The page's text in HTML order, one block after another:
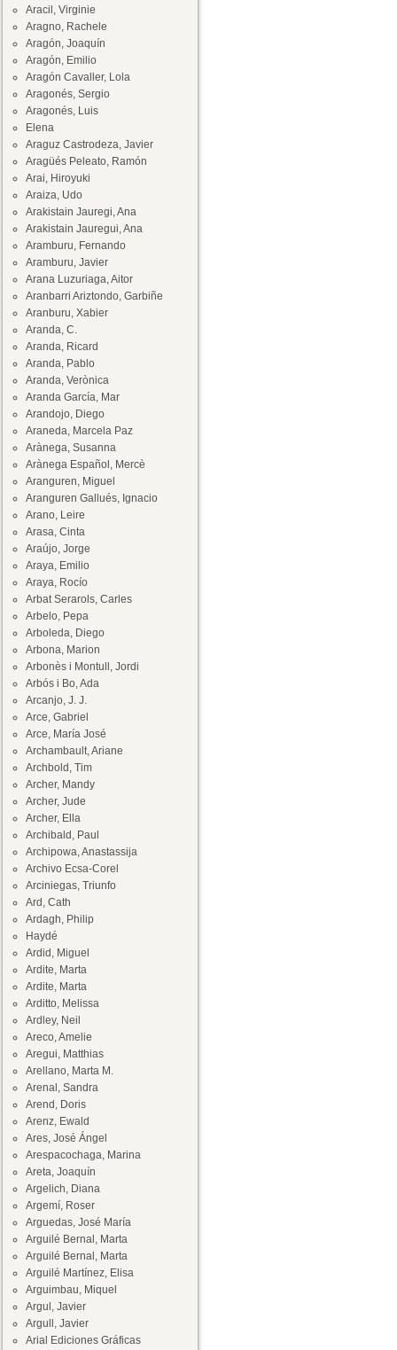
Aracil, Virginie
Aragno, Rachele
Aragón, Joaquín
Aragón, Emilio
Aragón Cavaller, Lola
Aragonés, Sergio
Aragonés, Luis
Elena
Araguz Castrodeza, Javier
Aragüés Peleato, Ramón
Arai, Hiroyuki
Araiza, Udo
Arakistain Jauregi, Ana
Arakistain Jauregui, Ana
Aramburu, Fernando
Aramburu, Javier
Arana Luzuriaga, Aitor
Aranbarri Ariztondo, Garbiñe
Aranburu, Xabier
Aranda, C.
Aranda, Ricard
Aranda, Pablo
Aranda, Verònica
Aranda García, Mar
Arandojo, Diego
Araneda, Marcela Paz
Arànega, Susanna
Arànega Español, Mercè
Aranguren, Miguel
Aranguren Gallués, Ignacio
Arano, Leire
Arasa, Cinta
Araújo, Jorge
Araya, Emilio
Araya, Rocío
Arbat Serarols, Carles
Arbelo, Pepa
Arboleda, Diego
Arbona, Marion
Arbonès i Montull, Jordi
Arbós i Bo, Ada
Arcanjo, J. J.
Arce, Gabriel
Arce, María José
Archambault, Ariane
Archbold, Tim
Archer, Mandy
Archer, Jude
Archer, Ella
Archibald, Paul
Archipowa, Anastassija
Archivo Ecsa-Corel
Arciniegas, Triunfo
Ard, Cath
Ardagh, Philip
Haydé
Ardid, Miguel
Ardite, Marta
Ardite, Marta
Arditto, Melissa
Ardley, Neil
Areco, Amelie
Aregui, Matthias
Arellano, Marta M.
Arenal, Sandra
Arend, Doris
Arenz, Ewald
Ares, José Ángel
Arespacochaga, Marina
Areta, Joaquín
Argelich, Diana
Argemí, Roser
Arguedas, José María
Arguilé Bernal, Marta
Arguilé Bernal, Marta
Arguilé Martínez, Elisa
Arguimbau, Miquel
Argul, Javier
Argull, Javier
Arial Ediciones Gráficas